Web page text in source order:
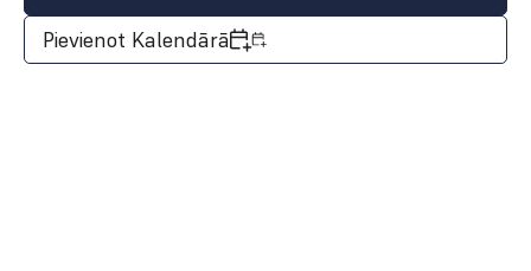
Pievienot Kalendārā